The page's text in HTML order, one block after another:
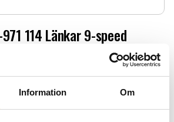
Information Om
114 Länkar 9-speed
Länkar 9-speed
Add